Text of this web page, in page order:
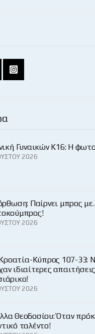
Γυναικών Κ16: Η
2026
Παίρνει μπρος
2026
Κύπρος 107-33:
ιδιαίτερες
2026
Θεοδοσίου: Όταν
ταλέντο!